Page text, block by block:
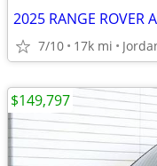
7/10 17k mi
$149,797